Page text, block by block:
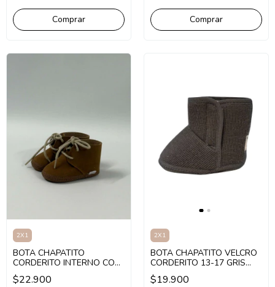
Comprar Comprar
2X1
BOTA CHAPATITO
CORDERITO INTERNO CON
ABROJO 13-17 (CH798)
$22.900
2X1
BOTA CHAPATITO VELCRO
CORDERITO 13-17 GRIS
(CH158GR)
$19.900